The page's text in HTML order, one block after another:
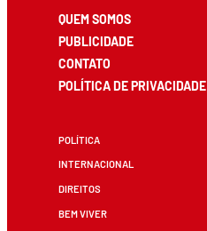
QUEM SOMOS
PUBLICIDADE
CONTATO
POLÍTICA DE PRIVACIDADE
POLÍTICA
INTERNACIONAL
DIREITOS
BEM VIVER